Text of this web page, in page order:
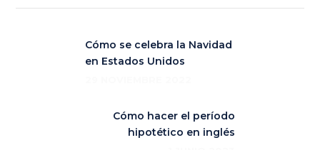
Cómo se celebra la Navidad
en Estados Unidos
Cómo hacer el período
hipotético en inglés